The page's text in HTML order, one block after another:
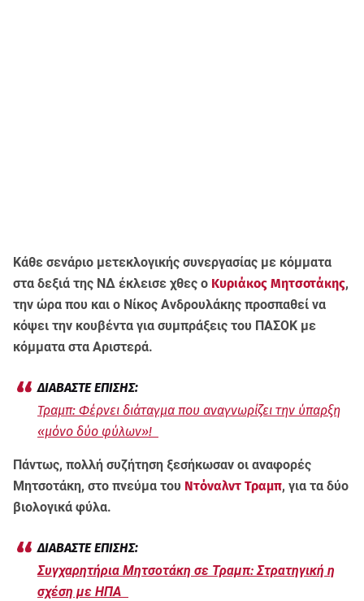
Κάθε σενάριο μετεκλογικής συνεργασίας με κόμματα
στα δεξιά της ΝΔ έκλεισε χθες ο Κυριάκος Μητσοτάκης,
την ώρα που και ο Νίκος Ανδρουλάκης προσπαθεί να
κόψει την κουβέντα για συμπράξεις του ΠΑΣΟΚ με
κόμματα στα Αριστερά.
Τραμπ: Φέρνει διάταγμα που αναγνωρίζει την ύπαρξη
«μόνο δύο φύλων»!
Πάντως, πολλή συζήτηση ξεσήκωσαν οι αναφορές
Μητσοτάκη, στο πνεύμα του Ντόναλντ Τραμπ, για τα δύο
βιολογικά φύλα.
Συγχαρητήρια Μητσοτάκη σε Τραμπ: Στρατηγική η
σχέση με ΗΠΑ